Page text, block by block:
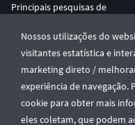
Nossos utilizações do
visitantes estatística e
marketing direto /
experiência de navegação.
cookie para obter mais
eles coletam, que podem
Principais pesquisas de
ENTERPRISE 3D AT SCALE
© CGTrader 2011-2026
UAB CGTrader, Antakalnio st.
Termos e Condições